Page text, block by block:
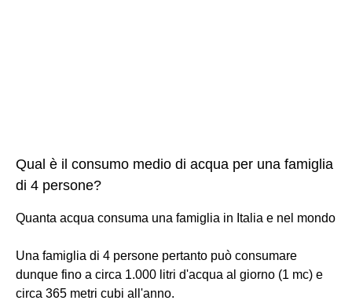
Qual è il consumo medio di acqua per una famiglia
di 4 persone?
Quanta acqua consuma una famiglia in Italia e nel mondo
Una famiglia di 4 persone pertanto può consumare
dunque fino a circa 1.000 litri d'acqua al giorno (1 mc) e
circa 365 metri cubi all'anno.